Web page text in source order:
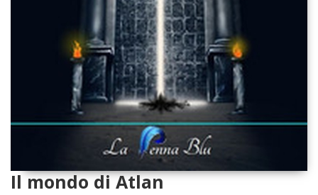
Il mondo di Atlan